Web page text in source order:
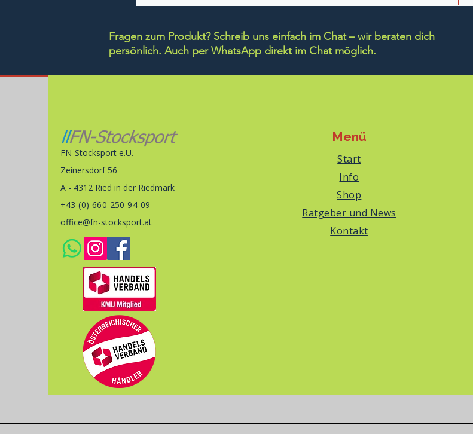
Fragen zum Produkt? Schreib uns einfach im Chat – wir beraten dich
persönlich. Auch per WhatsApp direkt im Chat möglich.
FN-Stocksport e.U.
Zeinersdorf 56
A - 4312 Ried in der Riedmark
+43 (0) 660 250 94 09
office@fn-stocksport.at
Menü
Start
Info
Shop
Ratgeber und News
Kontakt